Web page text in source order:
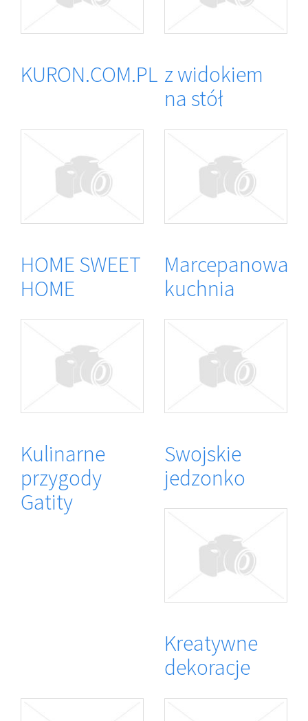
KURON.COM.PL z widokiem
na stół
HOME SWEET
HOME
Marcepanowa
kuchnia
Kulinarne
przygody
Gatity
Swojskie
jedzonko
Kreatywne
dekoracje